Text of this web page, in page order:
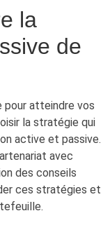
la
de
atteindre vos
la stratégie qui
active et passive.
avec
des conseils
ces stratégies et